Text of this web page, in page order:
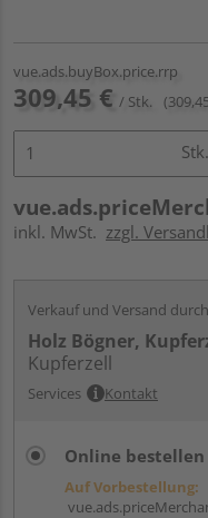
vue.ads.buyBox.price.rrp
309,45 € / Stk.
Stk.
inkl. MwSt. zzgl.
Verkauf und Versand
Holz Bögner,
Kupferzell
Services Kontakt
Online bestellen
Auf Vorbestellung: